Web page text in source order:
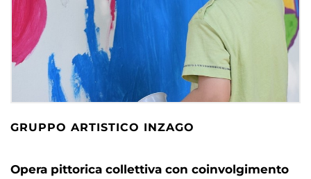
GRUPPO ARTISTICO INZAGO
Opera pittorica collettiva con coinvolgimento